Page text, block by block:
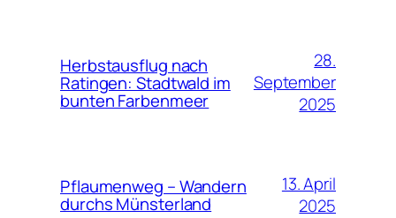
Herbstausflug nach
Ratingen: Stadtwald im
bunten Farbenmeer
28.
September
2025
Pflaumenweg – Wandern
durchs Münsterland
13. April
2025